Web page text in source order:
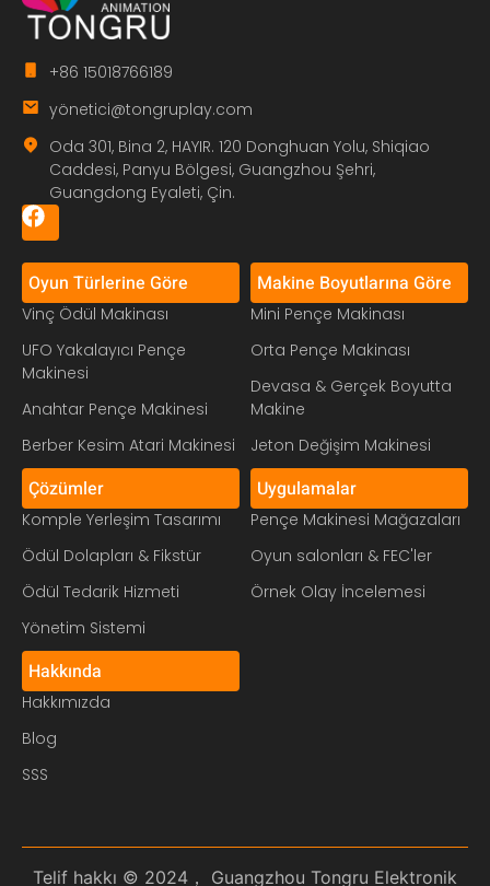
+86 15018766189
yönetici@tongruplay.com
Oda 301, Bina 2, HAYIR. 120 Donghuan Yolu, Shiqiao
Caddesi, Panyu Bölgesi, Guangzhou Şehri,
Guangdong Eyaleti, Çin.
Oyun Türlerine Göre
Vinç Ödül Makinası
UFO Yakalayıcı Pençe
Makinesi
Anahtar Pençe Makinesi
Berber Kesim Atari Makinesi
Makine Boyutlarına Göre
Mini Pençe Makinası
Orta Pençe Makinası
Devasa & Gerçek Boyutta
Makine
Jeton Değişim Makinesi
Çözümler
Komple Yerleşim Tasarımı
Ödül Dolapları & Fikstür
Ödül Tedarik Hizmeti
Yönetim Sistemi
Uygulamalar
Pençe Makinesi Mağazaları
Oyun salonları & FEC'ler
Örnek Olay İncelemesi
Hakkında
Hakkımızda
Blog
SSS
Telif hakkı © 2024， Guangzhou Tongru Elektronik